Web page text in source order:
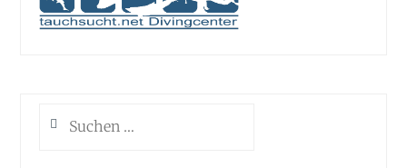
nach: